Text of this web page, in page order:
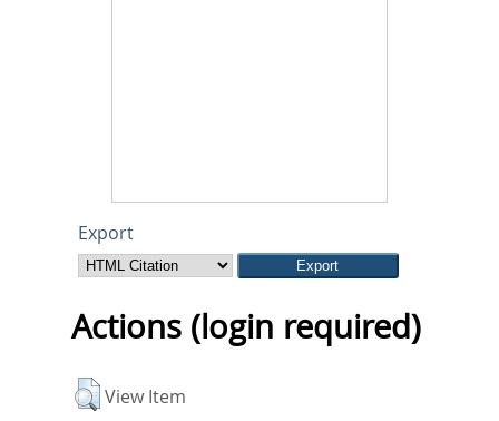
Export
Actions (login required)
View Item